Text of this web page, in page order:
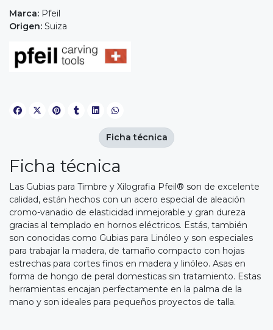
Marca: Pfeil
Origen: Suiza
Ficha técnica
Las Gubias para Timbre y Xilografia Pfeil® son de excelente
calidad, están hechos con un acero especial de aleación
cromo-vanadio de elasticidad inmejorable y gran dureza
gracias al templado en hornos eléctricos. Estás, también
son conocidas como Gubias para Linóleo y son especiales
para trabajar la madera, de tamaño compacto con hojas
estrechas para cortes finos en madera y linóleo. Asas en
forma de hongo de peral domesticas sin tratamiento. Estas
herramientas encajan perfectamente en la palma de la
mano y son ideales para pequeños proyectos de talla.
Ficha técnica